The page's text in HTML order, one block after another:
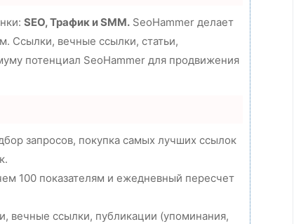
SEO, Трафик и SMM. SeoHammer делает
Ссылки, вечные ссылки, статьи,
потенциал SeoHammer для продвижения
запросов, покупка самых лучших ссылок
100 показателям и ежедневный пересчет
вечные ссылки, публикации (упоминания,